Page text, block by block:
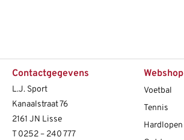
Contactgegevens
L.J. Sport
Kanaalstraat 76
2161 JN Lisse
T0252 – 240 777
Webshop
Voetbal
Tennis
Hardlopen